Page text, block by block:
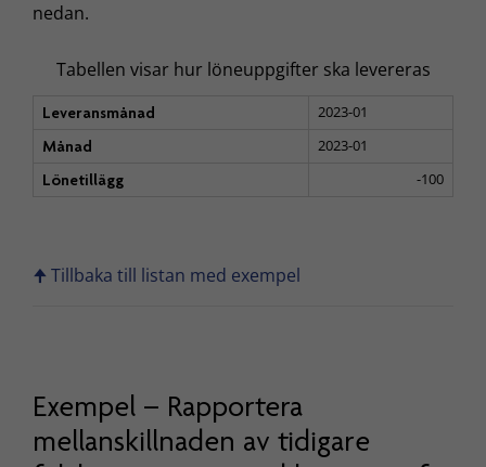
nedan.
Tabellen visar hur löneuppgifter ska levereras
Leveransmånad
2023-01
Månad
2023-01
Lönetillägg
-100
🠉 Tillbaka till listan med exempel
Exempel – Rapportera
mellanskillnaden av tidigare